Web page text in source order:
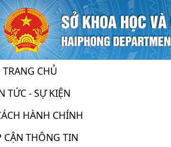
TRANG CHỦ
TỨC - SỰ KIỆN
HÀNH CHÍNH
CẬN THÔNG TIN